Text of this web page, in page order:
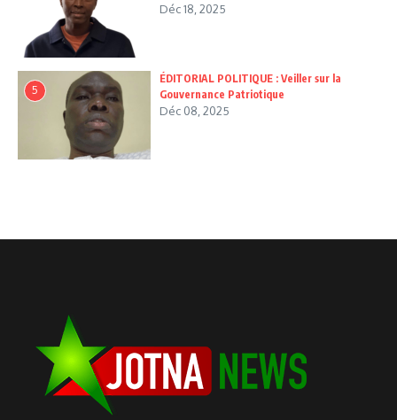
Déc 18, 2025
5
ÉDITORIAL POLITIQUE : Veiller sur la
Gouvernance Patriotique
Déc 08, 2025